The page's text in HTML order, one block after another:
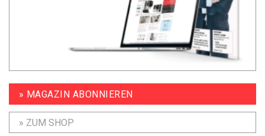
» MAGAZIN ABONNIEREN
» ZUM SHOP